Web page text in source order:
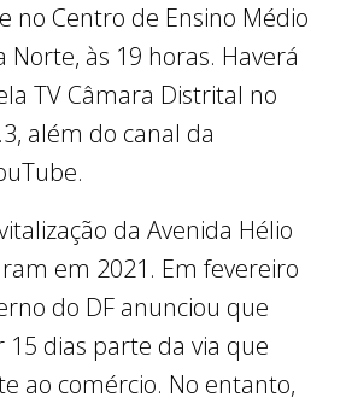
no Centro de Ensino Médio
Norte, às 19 horas. Haverá
TV Câmara Distrital no
além do canal da
da Avenida Hélio
em 2021. Em fevereiro
do DF anunciou que
dias parte da via que
ao comércio. No entanto,